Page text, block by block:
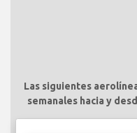
Las siguientes
semanales hacia y